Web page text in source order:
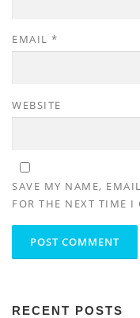
EMAIL *
WEBSITE
SAVE MY NAME,
FOR THE NEXT TIME I
RECENT POSTS